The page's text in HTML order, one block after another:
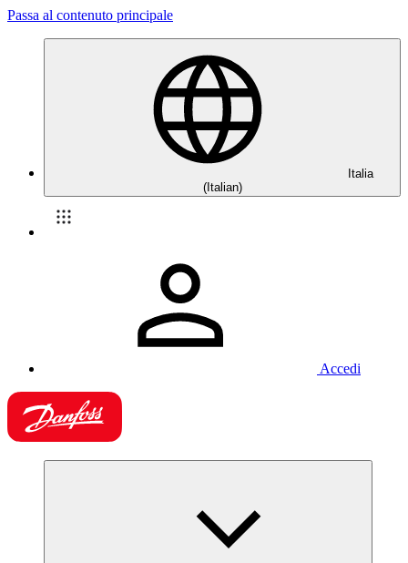
Passa al contenuto principale
Italia
(Italian)
Accedi